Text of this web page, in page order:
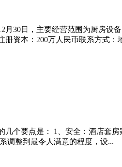
月30日，主要经营范围为厨房
册资本：200万人民币联系方式：
个要点是： 1、安全：酒店套
调整到最令人满意的程度，设...